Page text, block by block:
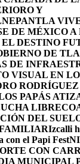
Y
DE MÉXICO A
DESTINO
DE
DE
VISUAL EN
PAPÁS
LIBRE
DEL
Izcalli
con el Papi Fest
CON
MUNICIPAL